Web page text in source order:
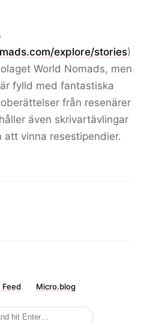
explore/stories)
World Nomads, men
fylld med fantastiska
från resenärer
även skrivartävlingar
att vinna resestipendier.
Feed Micro.blog